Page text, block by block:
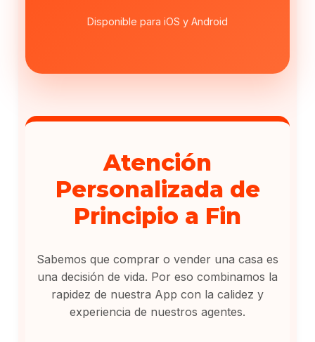
Disponible para iOS y Android
Atención
Personalizada de
Principio a Fin
Sabemos que comprar o vender una casa es
una decisión de vida. Por eso combinamos la
rapidez de nuestra App con la calidez y
experiencia de nuestros agentes.